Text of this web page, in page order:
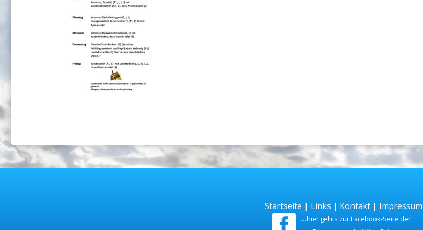
Startseite | Links | Kontakt| Impressum
…hier gehts zur Facebook-Seite der